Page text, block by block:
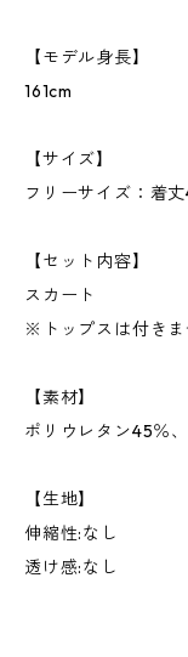
【モデル身長】
161cm
【サイズ】
フリーサイズ：着
【セット内容】
スカート
※トップスは付きま
【素材】
ポリウレタン45％
【生地】
伸縮性:なし
透け感:なし